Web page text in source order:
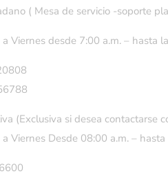
( Mesa de servicio -soporte
Viernes desde 7:00 a.m. –
(Exclusiva si desea contactarse
Viernes Desde 08:00 a.m. –